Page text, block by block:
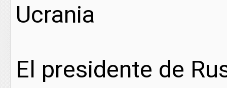
Ucrania
El presidente de